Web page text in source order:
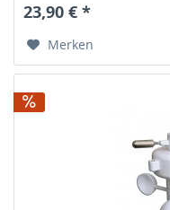
23,90 € *
Merken